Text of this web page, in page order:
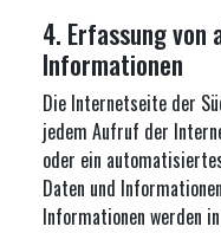
4. Erfassung von
Informationen
Die Internetseite der
jedem Aufruf der
oder ein
Daten und
Informationen werden